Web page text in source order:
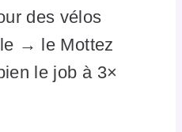
des vélos
→ le Mottez
le job à 3×